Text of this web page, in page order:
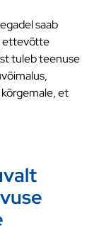
saab
ettevõtte
tuleb teenuse
et